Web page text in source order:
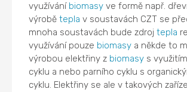
využívání biomasy ve formě např.
výrobětepla v soustavách CZT se
mnoha soustavách bude zdrojtepla
využívání pouze biomasy a někde to
výrobou elektřiny z biomasy s
cyklu a nebo parního cyklu s
cyklu. Elektřiny se ale v takových